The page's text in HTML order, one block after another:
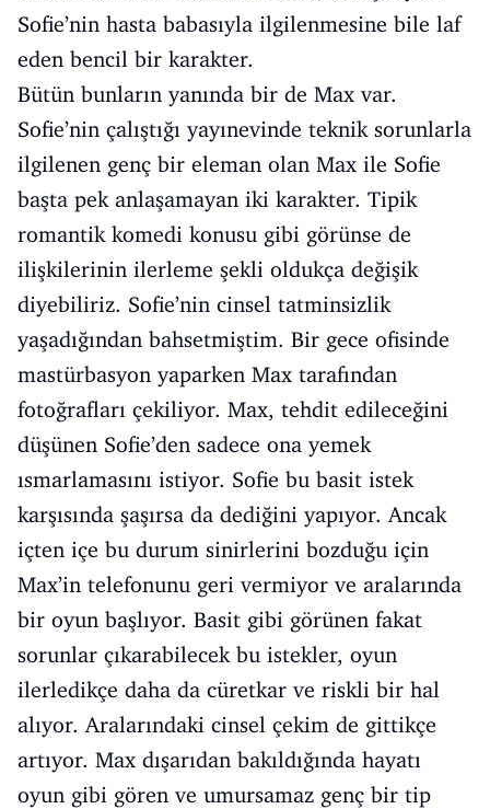
Sofie’nin hasta babasıyla ilgilenmesine bile laf
eden bencil bir karakter.
Bütün bunların yanında bir de Max var.
Sofie’nin çalıştığı yayınevinde teknik sorunlarla
ilgilenen genç bir eleman olan Max ile Sofie
başta pek anlaşamayan iki karakter. Tipik
romantik komedi konusu gibi görünse de
ilişkilerinin ilerleme şekli oldukça değişik
diyebiliriz. Sofie’nin cinsel tatminsizlik
yaşadığından bahsetmiştim. Bir gece ofisinde
mastürbasyon yaparken Max tarafından
fotoğrafları çekiliyor. Max, tehdit edileceğini
düşünen Sofie’den sadece ona yemek
ısmarlamasını istiyor. Sofie bu basit istek
karşısında şaşırsa da dediğini yapıyor. Ancak
içten içe bu durum sinirlerini bozduğu için
Max’in telefonunu geri vermiyor ve aralarında
bir oyun başlıyor. Basit gibi görünen fakat
sorunlar çıkarabilecek bu istekler, oyun
ilerledikçe daha da cüretkar ve riskli bir hal
alıyor. Aralarındaki cinsel çekim de gittikçe
artıyor. Max dışarıdan bakıldığında hayatı
oyun gibi gören ve umursamaz genç bir tip